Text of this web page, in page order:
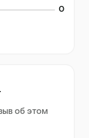
0
об этом